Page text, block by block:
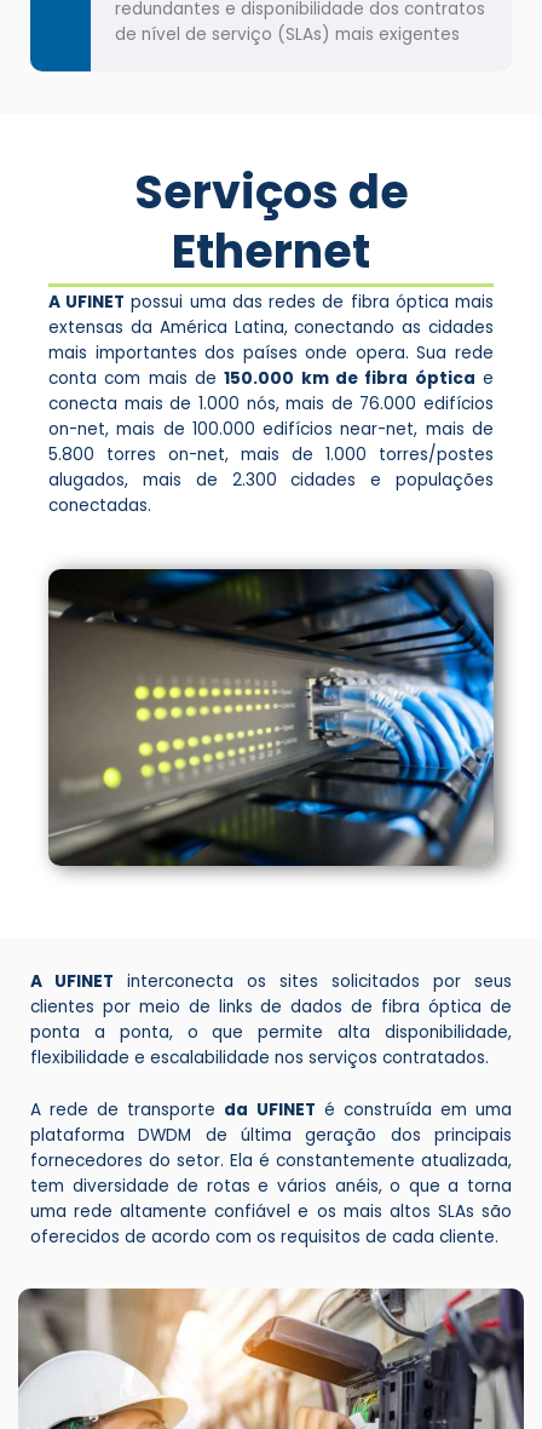
redundantes e disponibilidade dos contratos
de nível de serviço (SLAs) mais exigentes
Serviços de
Ethernet
A UFINET possui uma das redes de fibra óptica mais
extensas da América Latina, conectando as cidades
mais importantes dos países onde opera. Sua rede
conta com mais de150.000 km de fibra óptica e
conecta mais de 1.000 nós, mais de 76.000 edifícios
on-net, mais de 100.000 edifícios near-net, mais de
5.800 torres on-net, mais de 1.000 torres/postes
alugados, mais de 2.300 cidades e populações
conectadas.
A UFINET interconecta os sites solicitados por seus
clientes por meio de links de dados de fibra óptica de
ponta a ponta, o que permite alta disponibilidade,
flexibilidade e escalabilidade nos serviços contratados.
A rede de transporte da UFINET é construída em uma
plataforma DWDM de última geração dos principais
fornecedores do setor. Ela é constantemente atualizada,
tem diversidade de rotas e vários anéis, o que a torna
uma rede altamente confiável e os mais altos SLAs são
oferecidos de acordo com os requisitos de cada cliente.